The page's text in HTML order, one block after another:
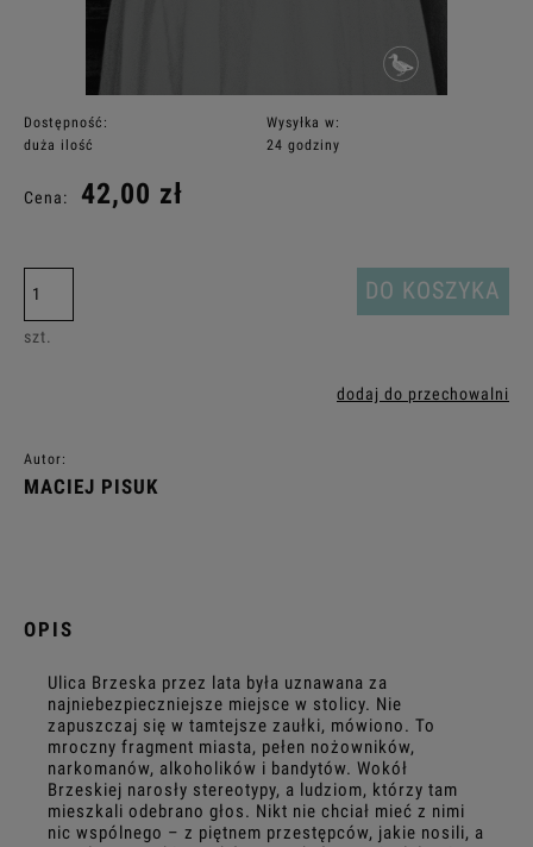
Dostępność:
duża ilość
Wysyłka w:
24 godziny
Cena: 42,00 zł
szt.
DO KOSZYKA
dodaj do przechowalni
Autor:
MACIEJ PISUK
OPIS
Ulica Brzeska przez lata była uznawana za
najniebezpieczniejsze miejsce w stolicy. Nie
zapuszczaj się w tamtejsze zaułki, mówiono. To
mroczny fragment miasta, pełen nożowników,
narkomanów, alkoholików i bandytów. Wokół
Brzeskiej narosły stereotypy, a ludziom, którzy tam
mieszkali odebrano głos. Nikt nie chciał mieć z nimi
nic wspólnego – z piętnem przestępców, jakie nosili, a